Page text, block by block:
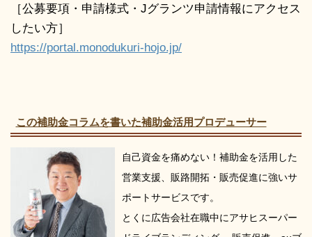
［公募要項・申請様式・Jグランツ申請情報にアクセス
したい方］
https://portal.monodukuri-hojo.jp/
この補助金コラムを書いた補助金活用プロデューサー
自己資金を痛めない！補助金を活用した
営業支援、販路開拓・販売促進に強いサ
ポートサービスです。
とくに広告会社在職中にアサヒスーパー